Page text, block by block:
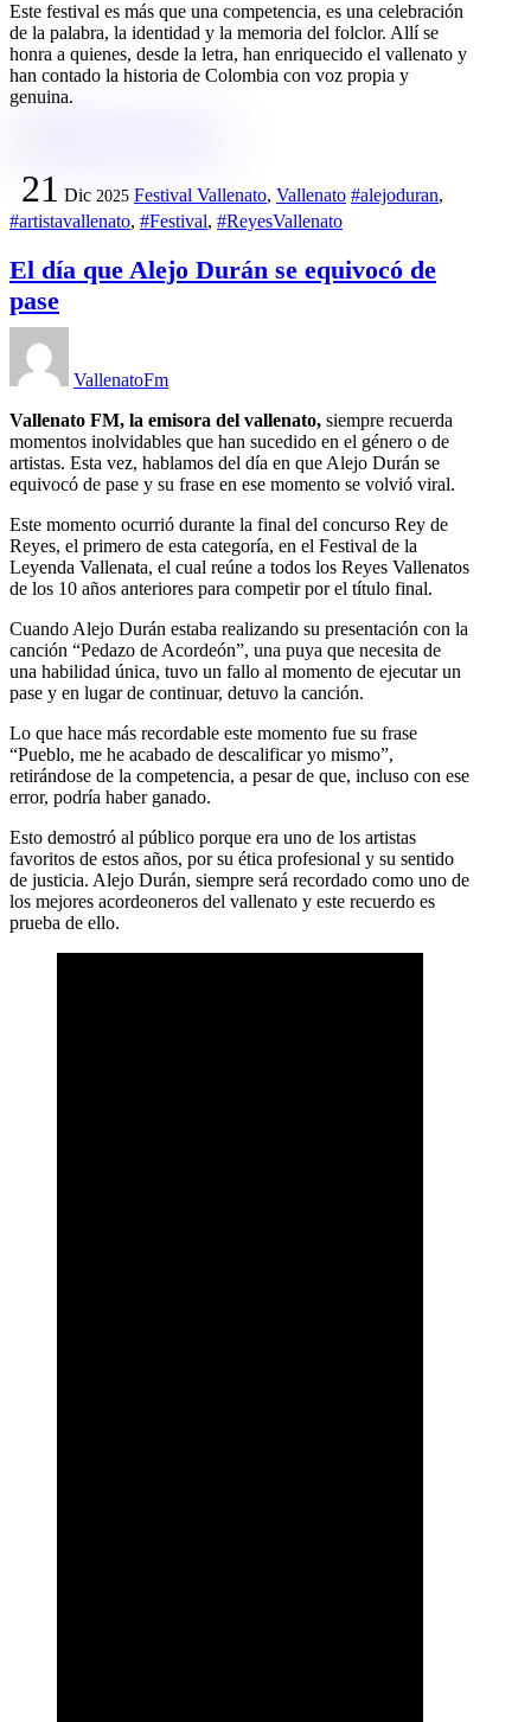
Este festival es más que una competencia, es una celebración
de la palabra, la identidad y la memoria del folclor. Allí se
honra a quienes, desde la letra, han enriquecido el vallenato y
han contado la historia de Colombia con voz propia y
genuina.
21 Dic 2025 Festival Vallenato, Vallenato #alejoduran,
#artistavallenato, #Festival, #ReyesVallenato
El día que Alejo Durán se equivocó de
pase
VallenatoFm
Vallenato FM, la emisora del vallenato, siempre recuerda
momentos inolvidables que han sucedido en el género o de
artistas. Esta vez, hablamos del día en que Alejo Durán se
equivocó de pase y su frase en ese momento se volvió viral.
Este momento ocurrió durante la final del concurso Rey de
Reyes, el primero de esta categoría, en el Festival de la
Leyenda Vallenata, el cual reúne a todos los Reyes Vallenatos
de los 10 años anteriores para competir por el título final.
Cuando Alejo Durán estaba realizando su presentación con la
canción “Pedazo de Acordeón”, una puya que necesita de
una habilidad única, tuvo un fallo al momento de ejecutar un
pase y en lugar de continuar, detuvo la canción.
Lo que hace más recordable este momento fue su frase
“Pueblo, me he acabado de descalificar yo mismo”,
retirándose de la competencia, a pesar de que, incluso con ese
error, podría haber ganado.
Esto demostró al público porque era uno de los artistas
favoritos de estos años, por su ética profesional y su sentido
de justicia. Alejo Durán, siempre será recordado como uno de
los mejores acordeoneros del vallenato y este recuerdo es
prueba de ello.